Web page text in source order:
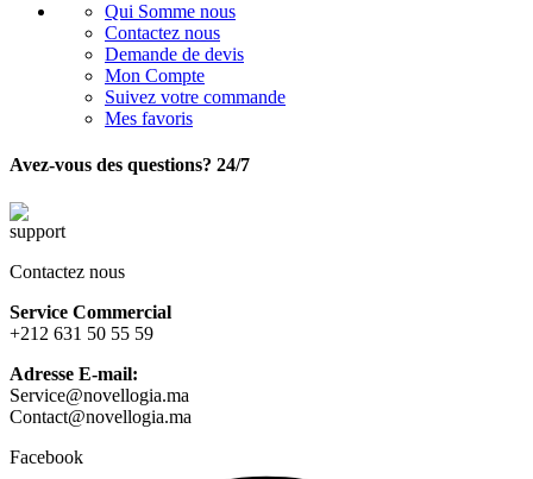
Qui Somme nous
Contactez nous
Demande de devis
Mon Compte
Suivez votre commande
Mes favoris
Avez-vous des questions? 24/7
Contactez nous
Service Commercial
+212 631 50 55 59
Adresse E-mail:
Service@novellogia.ma
Contact@novellogia.ma
Facebook